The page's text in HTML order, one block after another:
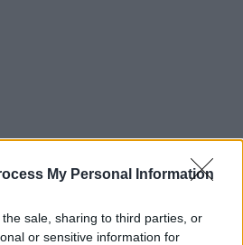
My Personal Information
sale, sharing to third parties, or
or sensitive information for